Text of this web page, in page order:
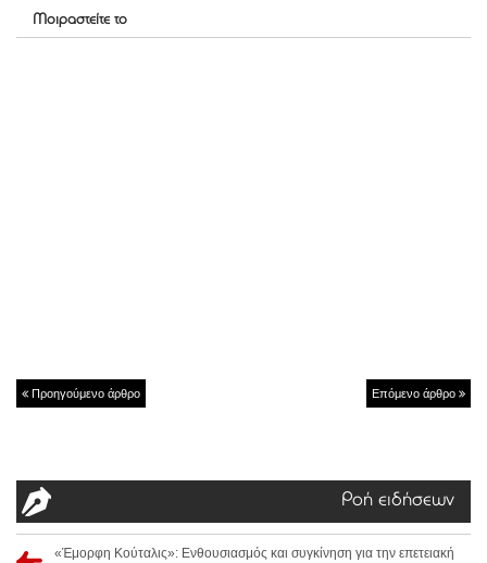
Μοιραστείτε το
Προηγούμενο άρθρο Επόμενο άρθρο
Ροή ειδήσεων
«Έμορφη Κούταλις»: Ενθουσιασμός και συγκίνηση για την επετειακή